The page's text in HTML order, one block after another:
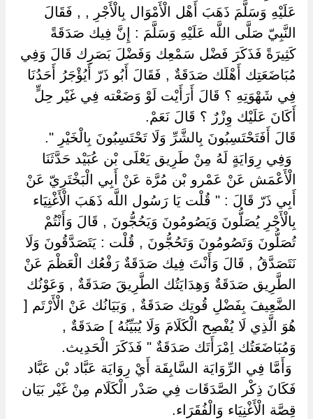
عَلَيْهِ وَسَلَّمَ ذَهَبَ أَهْل الْأَمْوَال بِالْأَجْرِ , , فَقَالَ
النَّبِيّ صَلَّى اللَّه عَلَيْهِ وَسَلَّمَ : إِنَّ فِيك صَدَقَةً
كَثِيرَةً فَذَكَرَ فَضْل سَمْعِك وَفَضْلَ بَصَرِك قَالَ وَفِي
مُبَاضَعَتِك أَهْلَك صَدَقَةٌ , فَقَالَ أَبُو ذَرّ أَيُؤْجَرُ أَحَدُنَا
فِي شَهْوَتِهِ ؟ قَالَ أَرَأَيْت لَوْ وَضَعْته فِي غَيْر حِلٍّ
أَكَانَ عَلَيْك وِزْرٌ ؟ قَالَ نَعَمْ.
قَالَ أَفَتَحْتَسِبُونَ بِالشَّرِّ وَلَا تَحْتَسِبُونَ بِالْخَيْرِ ".
‏ ‏وَفِي رِوَايَةٍ لَهُ مِنْ طَرِيق يَعْلَى بْن عُبَيْد حَدَّثَنَا
الْأَعْمَش عَنْ عَمْرو بْن مُرَّة عَنْ أَبِي الْبَخْتَرِيّ عَنْ
أَبِي ذَرّ قَالَ : " قُلْت يَا رَسُول اللَّه ذَهَبَ الْأَغْنِيَاء
بِالْأَجْرِ يُصَلُّونَ وَيَصُومُونَ وَيَحُجُّونَ , قَالَ وَأَنْتُمْ
تُصَلُّونَ وَتَصُومُونَ وَتَحُجُّونَ , قُلْت : يَتَصَدَّقُونَ وَلَا
نَتَصَدَّقُ , قَالَ وَأَنْتَ فِيك صَدَقَةٌ رَفْعُك الْعَظْمَ عَنْ
الطَّرِيق صَدَقَةٌ وَهِدَايَتُك الطَّرِيقَ صَدَقَةٌ , وَعَوْنُك
الضَّعِيفَ بِفَضْلِ قُوتِك صَدَقَةٌ , وَبَيَانُك عَنْ الْأَرْتَم [
هُوَ الَّذِي لَا يُفْصِح الْكَلَامَ وَلَا يُبَيِّنُهُ ] صَدَقَةٌ ,
وَمُبَاضَعَتُك اِمْرَأَتَك صَدَقَةٌ " فَذَكَرَ الْحَدِيث.
‏ ‏وَأَمَّا فِي الرِّوَايَة السَّابِقَة أَيْ رِوَايَة عَبَّاد بْن عَبَّاد
فَكَانَ ذِكْر الصَّدَقَات فِي صَدْر الْكَلَام مِنْ غَيْر بَيَان
قِصَّة الْأَغْنِيَاء وَالْفُقَرَاء.